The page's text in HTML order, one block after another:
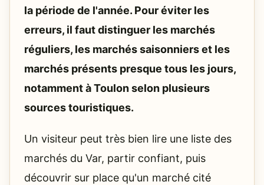
la période de l'année. Pour éviter les
erreurs, il faut distinguer les marchés
réguliers, les marchés saisonniers et les
marchés présents presque tous les jours,
notamment à Toulon selon plusieurs
sources touristiques.
Un visiteur peut très bien lire une liste des
marchés du Var, partir confiant, puis
découvrir sur place qu'un marché cité